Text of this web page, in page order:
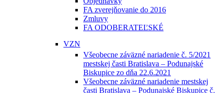
FA zverejňovanie do 2016
Zmluvy
FA ODOBERATEĽSKÉ
VZN
Všeobecne záväzné nariadenie č. 5/2021
mestskej časti Bratislava – Podunajské
Biskupice zo dňa 22.6.2021
Všeobecne záväzné nariadenie mestskej
časti Bratislava – Podunajské Biskupice č.